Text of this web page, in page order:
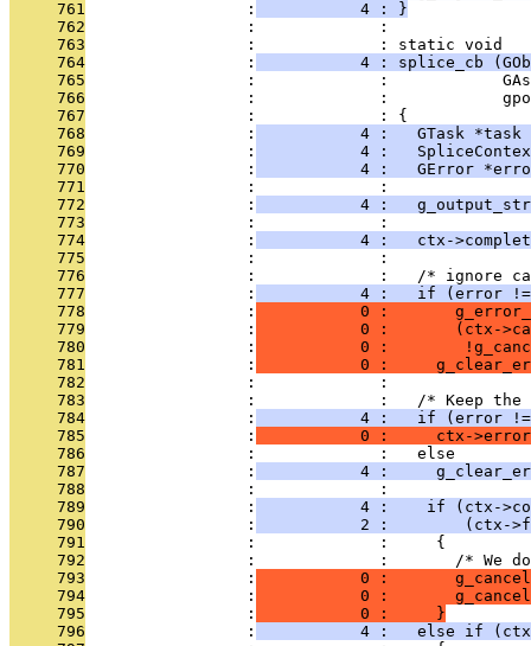
     761
                 :
           4 : }
     762
                 :             :
     763
                 :             : static void
     764
                 :
4 : splice_cb
     765
:             :
     766
:             :
     767
                 :             : {
     768
                 :
4 :   GTask *task
     769
                 :
4 :
     770
                 :
4 :   GError
     771
                 :             :
     772
                 :
4 :
     773
                 :             :
     774
                 :
4 :   ctx-
     775
                 :             :
     776
:             :   /* ignore
     777
                 :
4 :   if (error
     778
                 :
0 :
     779
                 :
0 :       (ctx-
     780
                 :
0 :
     781
                 :
0 :
     782
                 :             :
     783
:             :   /* Keep the
     784
                 :
4 :   if (error
     785
                 :
0 :     ctx-
     786
                 :             :   else
     787
                 :
4 :
     788
                 :             :
     789
                 :
4 :    if (ctx-
     790
                 :
2 :        (ctx-
     791
                 :             :     {
     792
:             :       /* We
     793
                 :
0 :
     794
                 :
0 :
     795
                 :
           0 :     }
     796
                 :
4 :   else if